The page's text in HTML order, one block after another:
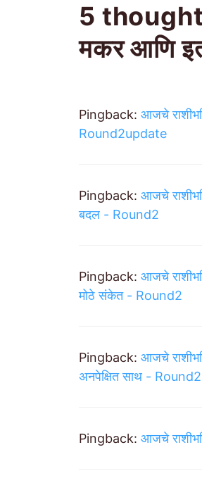
5
मकर आणि
Pingback: आजचे
Round2update
Pingback: आजचे
बदल - Round2
Pingback: आजचे
मोठे संकेत - Round2
Pingback: आजचे
अनपेक्षित साथ -
Pingback: आजचे